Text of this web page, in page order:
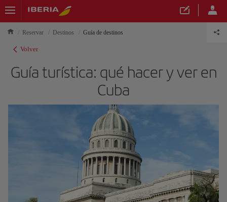
Reservar Destinos Guía de destinos
Volver
Guía turística: qué hacer y ver en
Cuba